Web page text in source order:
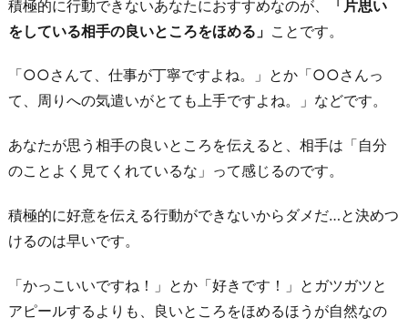
積極的に行動できないあなたにおすすめなのが、
「片思い
をしている相手の良いところをほめる」 ことです。
「○○さんて、仕事が丁寧ですよね。」とか「○○さんっ
て、周りへの気遣いがとても上手ですよね。」などです。
あなたが思う相手の良いところを伝えると、相手は「自分
のことよく見てくれているな」って感じるのです。
積極的に好意を伝える行動ができないからダメだ…と決めつ
けるのは早いです。
「かっこいいですね！」とか「好きです！」とガツガツと
アピールするよりも、良いところをほめるほうが自然なの